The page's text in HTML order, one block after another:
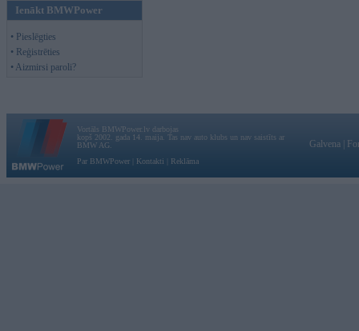
Ienākt BMWPower
• Pieslēgties
• Reģistrēties
• Aizmirsi paroli?
Vortāls BMWPower.lv darbojas
kopš 2002. gada 14. maija. Tas nav auto klubs un nav saistīts ar
BMW AG.
Par BMWPower
Kontakti Reklāma
Galvena